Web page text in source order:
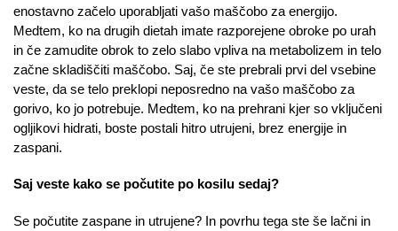
enostavno začelo uporabljati vašo maščobo za energijo.
Medtem, ko na drugih dietah imate razporejene obroke po urah
in če zamudite obrok to zelo slabo vpliva na metabolizem in telo
začne skladiščiti maščobo. Saj, če ste prebrali prvi del vsebine
veste, da se telo preklopi neposredno na vašo maščobo za
gorivo, ko jo potrebuje. Medtem, ko na prehrani kjer so vključeni
ogljikovi hidrati, boste postali hitro utrujeni, brez energije in
zaspani.
Saj veste kako se počutite po kosilu sedaj?
Se počutite zaspane in utrujene? In povrhu tega ste še lačni in